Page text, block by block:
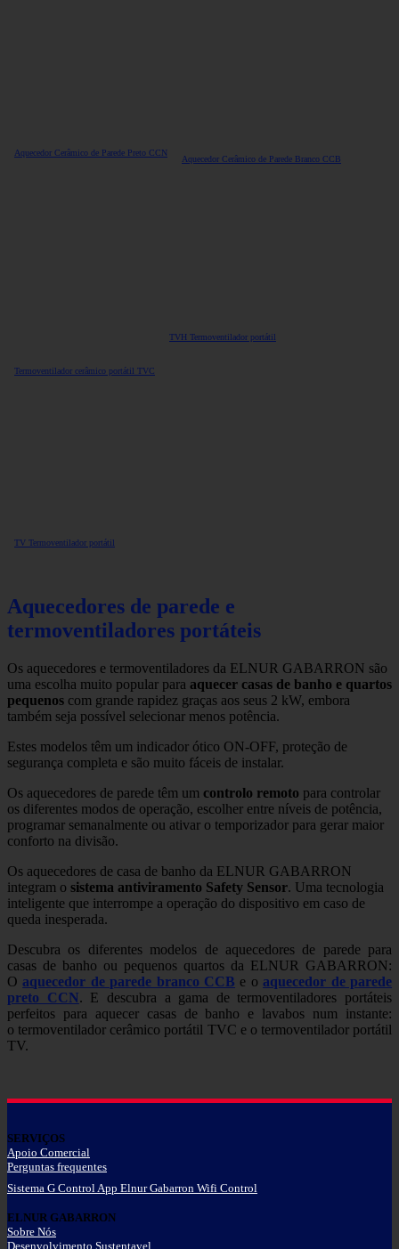
Aquecedor Cerâmico de Parede Preto CCN
Aquecedor Cerâmico de Parede Branco CCB
Termoventilador cerâmico portátil TVC
TVH Termoventilador portátil
TV Termoventilador portátil
Aquecedores de parede e
termoventiladores portáteis
Os aquecedores e termoventiladores da ELNUR GABARRON são
uma escolha muito popular para aquecer casas de banho e quartos
pequenos com grande rapidez graças aos seus 2 kW, embora
também seja possível selecionar menos potência.
Estes modelos têm um indicador ótico ON-OFF, proteção de
segurança completa e são muito fáceis de instalar.
Os aquecedores de parede têm um controlo remoto para controlar
os diferentes modos de operação, escolher entre níveis de potência,
programar semanalmente ou ativar o temporizador para gerar maior
conforto na divisão.
Os aquecedores de casa de banho da ELNUR GABARRON
integram o sistema antiviramento Safety Sensor. Uma tecnologia
inteligente que interrompe a operação do dispositivo em caso de
queda inesperada.
Descubra os diferentes modelos de aquecedores de parede para
casas de banho ou pequenos quartos da ELNUR GABARRON:
Oaquecedor de parede branco CCB e oaquecedor de parede
preto CCN. E descubra a gama de termoventiladores portáteis
perfeitos para aquecer casas de banho e lavabos num instante:
o termoventilador cerâmico portátil TVC e o termoventilador portátil
TV.
SERVIÇOS
Apoio Comercial
Perguntas frequentes
Sistema G Control App Elnur Gabarron Wifi Control
ELNUR GABARRON
Sobre Nós
Desenvolvimento Sustentavel